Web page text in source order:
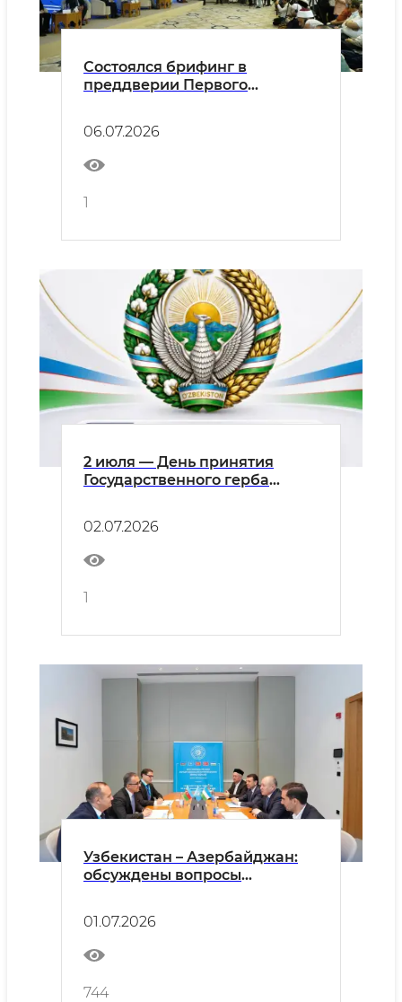
Состоялся брифинг в
преддверии Первого
06.07.2026
1
2 июля — День принятия
Государственного герба
02.07.2026
1
Узбекистан – Азербайджан:
обсуждены вопросы
просветительской сфере
01.07.2026
744